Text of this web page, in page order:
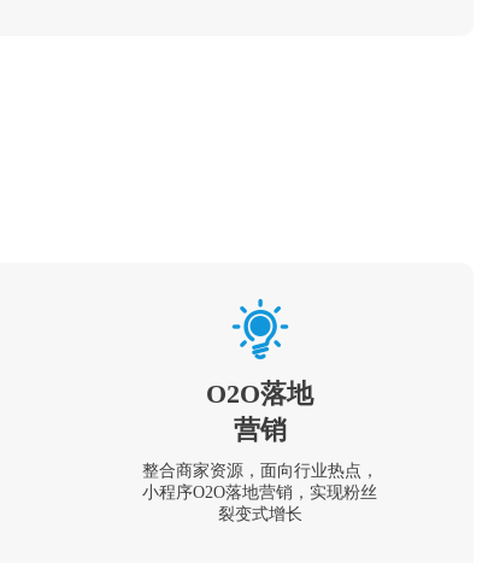
O2O落地
营销
整合商家资源，面向行业热点，
小程序O2O落地营销，实现粉丝
裂变式增长